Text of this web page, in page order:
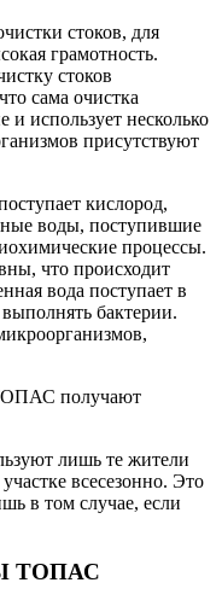
стоков, для
грамотность.
стоков
сама очистка
использует несколько
присутствуют
кислород,
воды, поступившие
процессы.
что происходит
вода поступает в
бактерии.
получают
лишь те жители
всесезонно. Это
в том случае, если
ТОПАС